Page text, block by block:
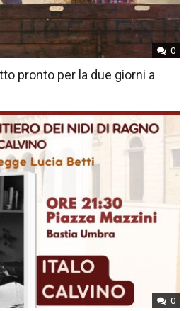
0
pronto per la due giorni a
0